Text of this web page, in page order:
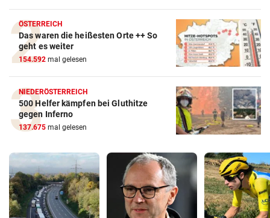
ÖSTERREICH
Das waren die heißesten Orte ++ So
geht es weiter
154.592 mal gelesen
NIEDERÖSTERREICH
500 Helfer kämpfen bei Gluthitze
gegen Inferno
137.675 mal gelesen